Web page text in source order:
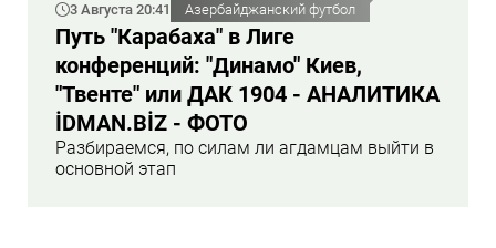
3 Августа 20:41 Азербайджанский футбол
Путь "Карабаха" в Лиге
конференций: "Динамо" Киев,
"Твенте" или ДАК 1904 - АНАЛИТИКА
İDMAN.BİZ - ФОТО
Разбираемся, по силам ли агдамцам выйти в
основной этап